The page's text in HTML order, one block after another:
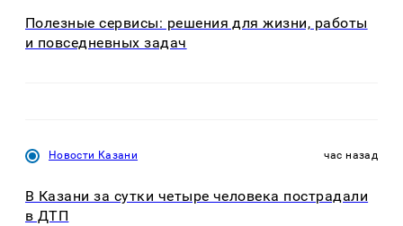
Полезные сервисы: решения для жизни, работы
и повседневных задач
Новости Казани час назад
В Казани за сутки четыре человека пострадали
в ДТП